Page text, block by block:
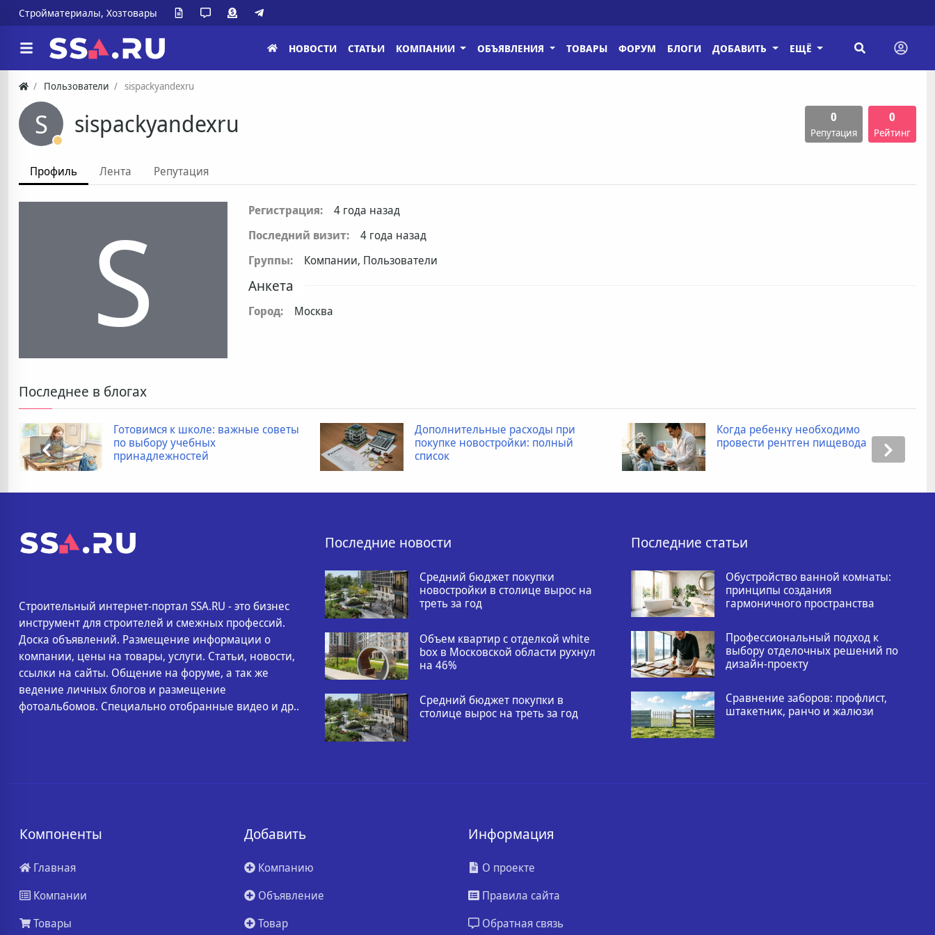
Стройматериалы, Хозтовары
НОВОСТИ СТАТЬИ КОМПАНИИ ОБЪЯВЛЕНИЯ ТОВАРЫ ФОРУМ БЛОГИ ДОБАВИТЬ ЕЩЁ
Пользователи sispackyandexru
S sispackyandexru 0
Репутация
0
Рейтинг
Профиль Лента Репутация
S Регистрация:
4 года назад
Последний визит:
4 года назад
Группы:
Компании, Пользователи
Анкета
Город: Москва
Последнее в блогах
Готовимся к школе: важные советы
по выбору учебных
принадлежностей
Дополнительные расходы при
покупке новостройки: полный
список
Когда ребенку необходимо
провести рентген пищевода
Строительный интернет-портал SSA.RU - это бизнес
инструмент для строителей и смежных профессий.
Доска объявлений. Размещение информации о
компании, цены на товары, услуги. Статьи, новости,
ссылки на сайты. Общение на форуме, а так же
ведение личных блогов и размещение
фотоальбомов. Специально отобранные видео и др..
Последние новости
Средний бюджет покупки
новостройки в столице вырос на
треть за год
Объем квартир с отделкой white
box в Московской области рухнул
на 46%
Средний бюджет покупки в
столице вырос на треть за год
Последние статьи
Обустройство ванной комнаты:
принципы создания
гармоничного пространства
Профессиональный подход к
выбору отделочных решений по
дизайн-проекту
Сравнение заборов: профлист,
штакетник, ранчо и жалюзи
Компоненты
Главная
Компании
Товары
Добавить
Компанию
Объявление
Товар
Информация
О проекте
Правила сайта
Обратная связь